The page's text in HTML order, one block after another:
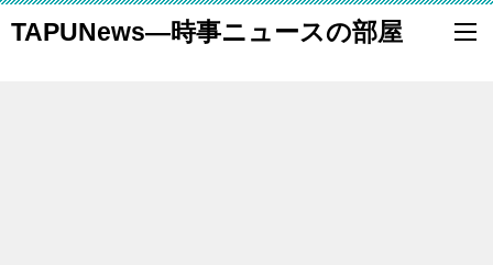
TAPUNews―時事ニュースの部屋